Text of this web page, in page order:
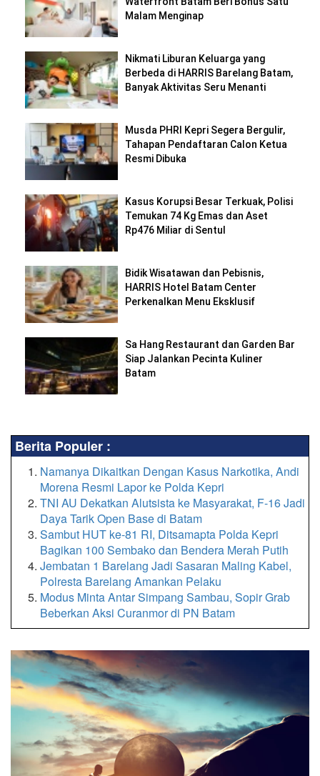
Malam Menginap
Nikmati Liburan Keluarga yang
Berbeda di HARRIS Barelang Batam,
Banyak Aktivitas Seru Menanti
Musda PHRI Kepri Segera Bergulir,
Tahapan Pendaftaran Calon Ketua
Resmi Dibuka
Kasus Korupsi Besar Terkuak, Polisi
Temukan 74 Kg Emas dan Aset
Rp476 Miliar di Sentul
Bidik Wisatawan dan Pebisnis,
HARRIS Hotel Batam Center
Perkenalkan Menu Eksklusif
Sa Hang Restaurant dan Garden Bar
Siap Jalankan Pecinta Kuliner
Batam
Berita Populer :
Namanya Dikaitkan Dengan Kasus Narkotika, Andi
Morena Resmi Lapor ke Polda Kepri
TNI AU Dekatkan Alutsista ke Masyarakat, F-16 Jadi
Daya Tarik Open Base di Batam
Sambut HUT ke-81 RI, Ditsamapta Polda Kepri
Bagikan 100 Sembako dan Bendera Merah Putih
Jembatan 1 Barelang Jadi Sasaran Maling Kabel,
Polresta Barelang Amankan Pelaku
Modus Minta Antar Simpang Sambau, Sopir Grab
Beberkan Aksi Curanmor di PN Batam